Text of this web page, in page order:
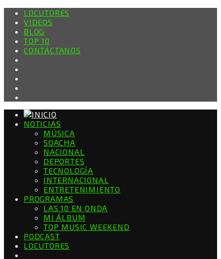
LOCUTORES
VIDEOS
BLOG
TOP 10
CONTÁCTANOS
NOTICIAS
MÚSICA
SOACHA
NACIONAL
DEPORTES
TECNOLOGÍA
INTERNACIONAL
ENTRETENIMIENTO
PROGRAMAS
LAS 10 EN ONDA
MI ÁLBUM
TOP MUSIC WEEKEND
PODCAST
LOCUTORES